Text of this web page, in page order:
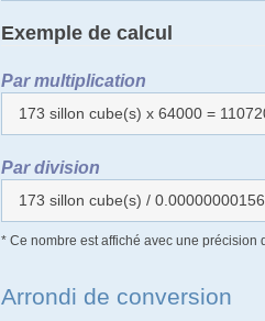
Exemple de calcul
Par multiplication
173 sillon cube(s) x 64000 =
Par division
173 sillon cube(s) /
* Ce nombre est affiché avec une précision
Arrondi de conversion